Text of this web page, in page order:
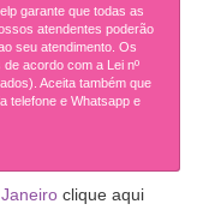
garante que todas as
atendentes poderão
seu atendimento. Os
acordo com a Lei nº
Aceita também que
telefone e Whatsapp e
clique aqui